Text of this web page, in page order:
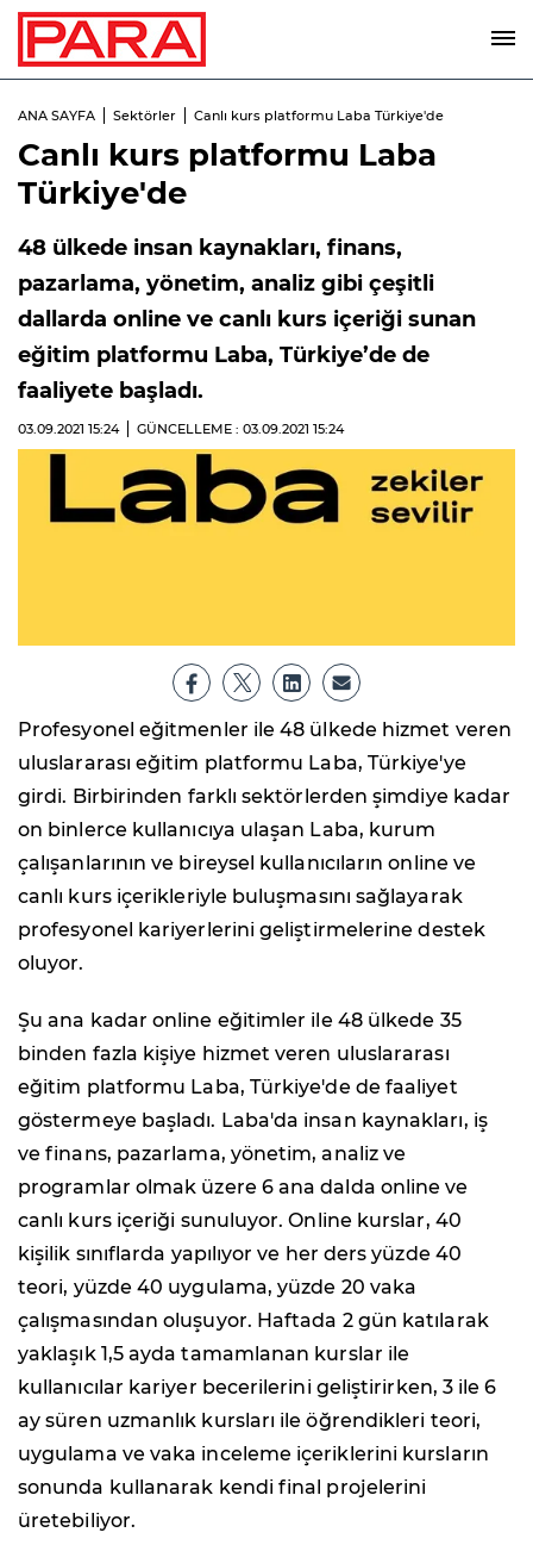
ANA SAYFA Sektörler Canlı kurs platformu Laba Türkiye'de
Canlı kurs platformu Laba
Türkiye'de
48 ülkede insan kaynakları, finans,
pazarlama, yönetim, analiz gibi çeşitli
dallarda online ve canlı kurs içeriği sunan
eğitim platformu Laba, Türkiye’de de
faaliyete başladı.
03.09.2021 15:24 GÜNCELLEME : 03.09.2021 15:24
Profesyonel eğitmenler ile 48 ülkede hizmet veren
uluslararası eğitim platformu Laba, Türkiye'ye
girdi. Birbirinden farklı sektörlerden şimdiye kadar
on binlerce kullanıcıya ulaşan Laba, kurum
çalışanlarının ve bireysel kullanıcıların online ve
canlı kurs içerikleriyle buluşmasını sağlayarak
profesyonel kariyerlerini geliştirmelerine destek
oluyor.
Şu ana kadar online eğitimler ile 48 ülkede 35
binden fazla kişiye hizmet veren uluslararası
eğitim platformu Laba, Türkiye'de de faaliyet
göstermeye başladı. Laba'da insan kaynakları, iş
ve finans, pazarlama, yönetim, analiz ve
programlar olmak üzere 6 ana dalda online ve
canlı kurs içeriği sunuluyor. Online kurslar, 40
kişilik sınıflarda yapılıyor ve her ders yüzde 40
teori, yüzde 40 uygulama, yüzde 20 vaka
çalışmasından oluşuyor. Haftada 2 gün katılarak
yaklaşık 1,5 ayda tamamlanan kurslar ile
kullanıcılar kariyer becerilerini geliştirirken, 3 ile 6
ay süren uzmanlık kursları ile öğrendikleri teori,
uygulama ve vaka inceleme içeriklerini kursların
sonunda kullanarak kendi final projelerini
üretebiliyor.